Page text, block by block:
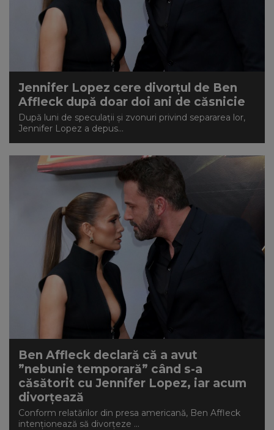
Jennifer Lopez cere divorțul de Ben
Affleck după doar doi ani de căsnicie
După luni de speculații și zvonuri privind separarea lor,
Jennifer Lopez a depus...
Ben Affleck declară că a avut
”nebunie temporară” când s-a
căsătorit cu Jennifer Lopez, iar acum
divorțează
Conform relatărilor din presa americană, Ben Affleck
intenționează să divorțeze ...